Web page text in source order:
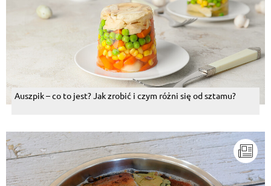
Auszpik – co to jest? Jak zrobić i czym różni się od sztamu?